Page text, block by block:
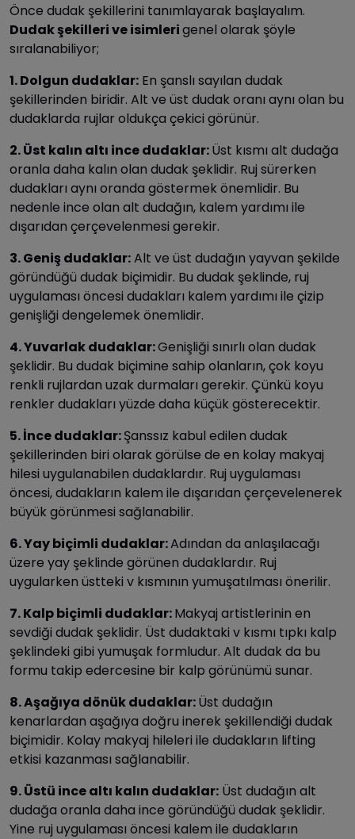
Önce dudak şekillerini tanımlayarak başlayalım.
Dudak şekilleri ve isimlerigenel olarak şöyle
sıralanabiliyor;
1. Dolgun dudaklar: En şanslı sayılan dudak
şekillerinden biridir. Alt ve üst dudak oranı aynı olan bu
dudaklarda rujlar oldukça çekici görünür.
2. Üst kalın altı ince dudaklar:Üst kısmı alt dudağa
oranla daha kalın olan dudak şeklidir. Ruj sürerken
dudakları aynı oranda göstermek önemlidir. Bu
nedenle ince olan alt dudağın, kalem yardımı ile
dışarıdan çerçevelenmesi gerekir.
3. Geniş dudaklar:Alt ve üst dudağın yayvan şekilde
göründüğü dudak biçimidir. Bu dudak şeklinde, ruj
uygulaması öncesi dudakları kalem yardımı ile çizip
genişliği dengelemek önemlidir.
4. Yuvarlak dudaklar:Genişliği sınırlı olan dudak
şeklidir. Bu dudak biçimine sahip olanların, çok koyu
renkli rujlardan uzak durmaları gerekir. Çünkü koyu
renkler dudakları yüzde daha küçük gösterecektir.
5. İnce dudaklar:Şanssız kabul edilen dudak
şekillerinden biri olarak görülse de en kolay makyaj
hilesi uygulanabilen dudaklardır. Ruj uygulaması
öncesi, dudakların kalem ile dışarıdan çerçevelenerek
büyük görünmesi sağlanabilir.
6. Yay biçimli dudaklar:Adından da anlaşılacağı
üzere yay şeklinde görünen dudaklardır. Ruj
uygularken üstteki v kısmının yumuşatılması önerilir.
7. Kalp biçimli dudaklar:Makyaj artistlerinin en
sevdiği dudak şeklidir. Üst dudaktaki v kısmı tıpkı kalp
şeklindeki gibi yumuşak formludur. Alt dudak da bu
formu takip edercesine bir kalp görünümü sunar.
8. Aşağıya dönük dudaklar:Üst dudağın
kenarlardan aşağıya doğru inerek şekillendiği dudak
biçimidir. Kolay makyaj hileleri ile dudakların lifting
etkisi kazanması sağlanabilir.
9. Üstü ince altı kalın dudaklar: Üst dudağın alt
dudağa oranla daha ince göründüğü dudak şeklidir.
Yine ruj uygulaması öncesi kalem ile dudakların